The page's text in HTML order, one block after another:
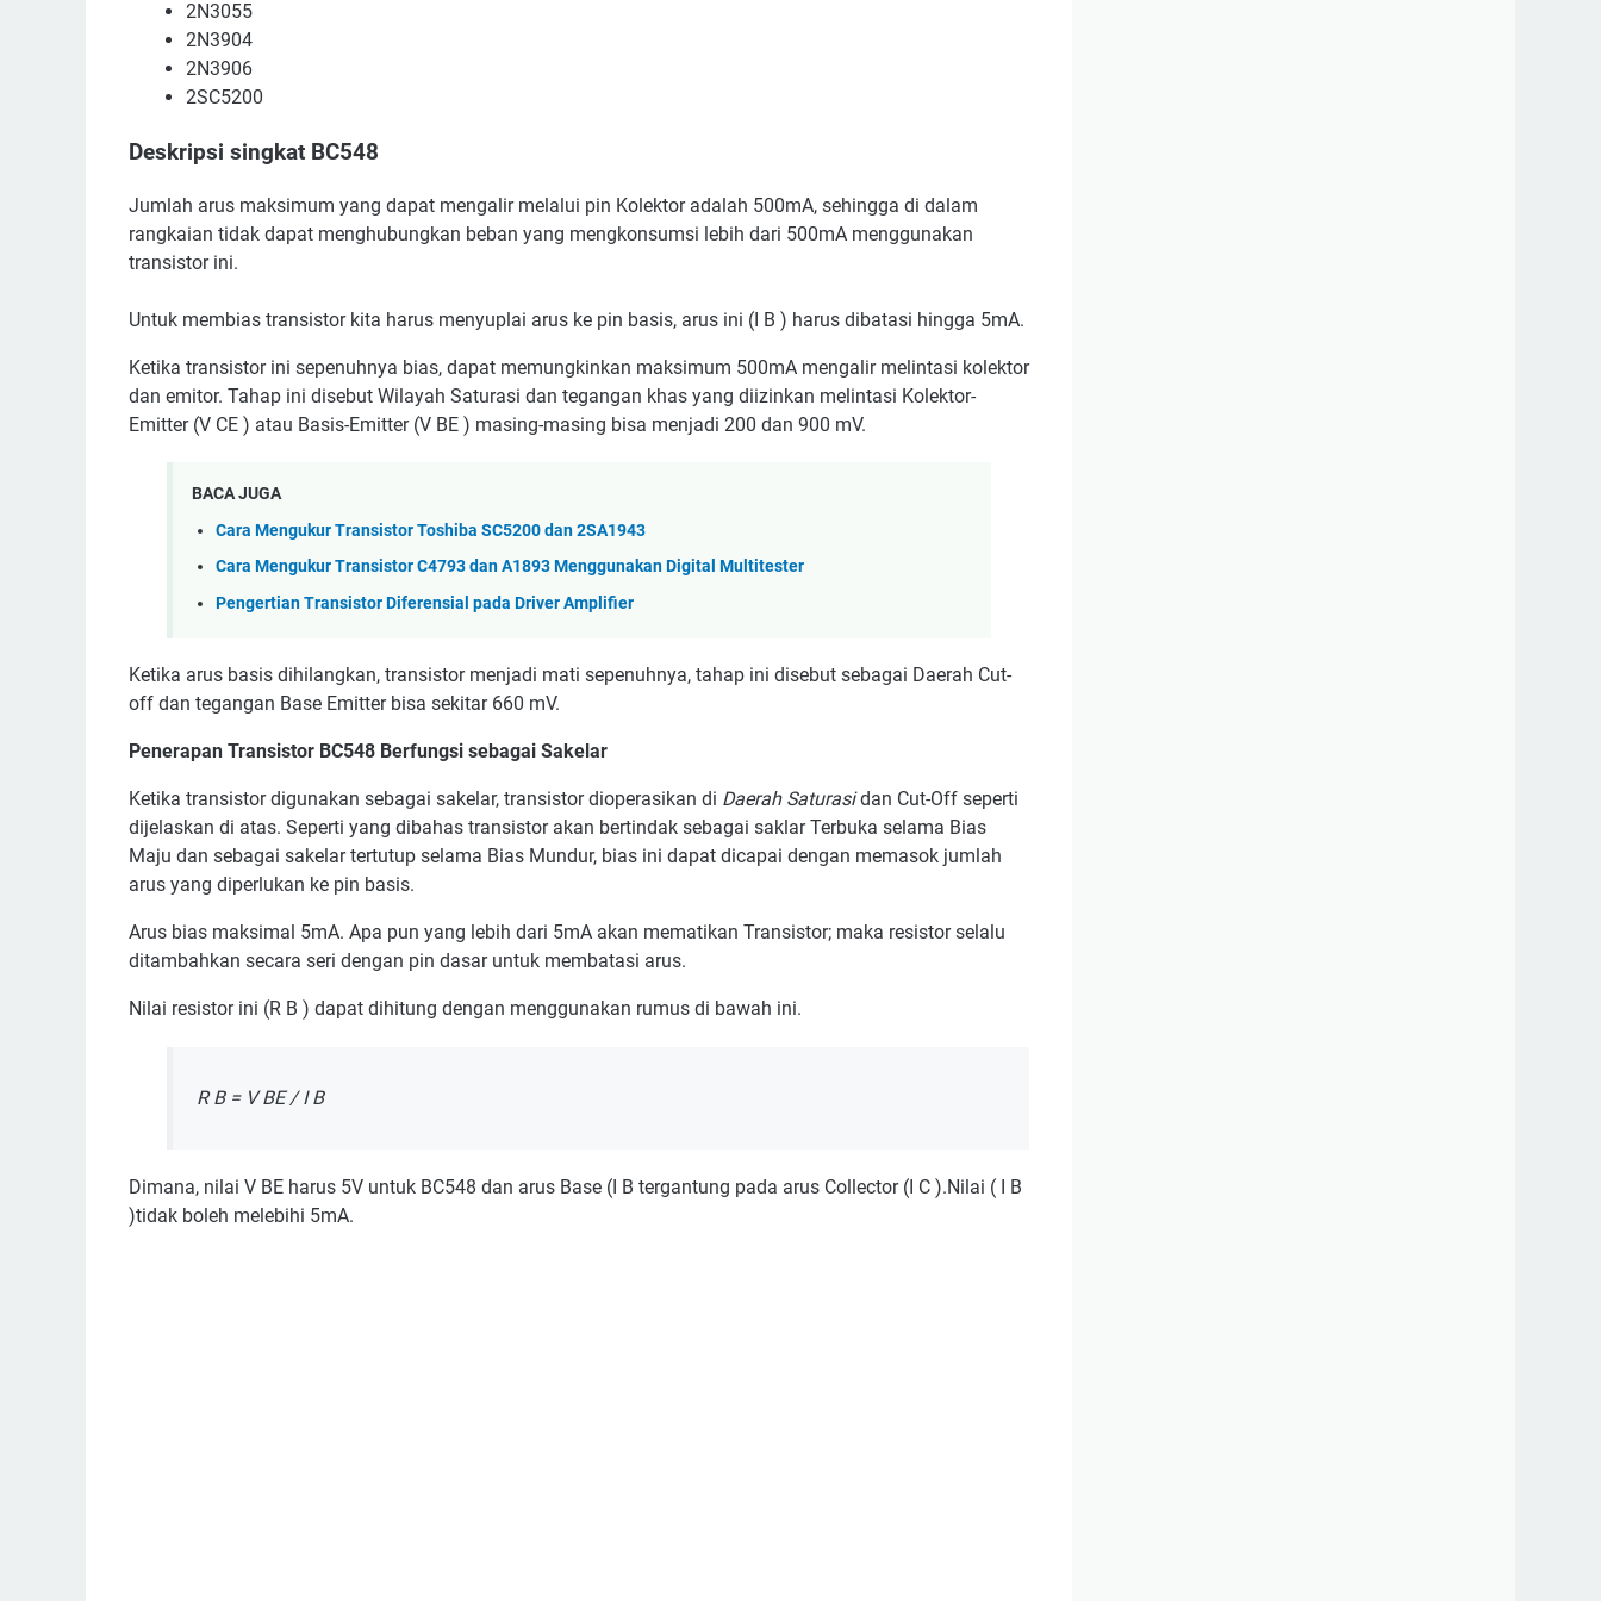
2N3055
2N3904
2N3906
2SC5200
Deskripsi singkat BC548
Jumlah arus maksimum yang dapat mengalir melalui pin Kolektor adalah 500mA, sehingga di dalam
rangkaian tidak dapat menghubungkan beban yang mengkonsumsi lebih dari 500mA menggunakan
transistor ini.
Untuk membias transistor kita harus menyuplai arus ke pin basis, arus ini (I B ) harus dibatasi hingga 5mA.
Ketika transistor ini sepenuhnya bias, dapat memungkinkan maksimum 500mA mengalir melintasi kolektor
dan emitor. Tahap ini disebut Wilayah Saturasi dan tegangan khas yang diizinkan melintasi Kolektor-
Emitter (V CE ) atau Basis-Emitter (V BE ) masing-masing bisa menjadi 200 dan 900 mV.
BACA JUGA
Cara Mengukur Transistor Toshiba SC5200 dan 2SA1943
Cara Mengukur Transistor C4793 dan A1893 Menggunakan Digital Multitester
Pengertian Transistor Diferensial pada Driver Amplifier
Ketika arus basis dihilangkan, transistor menjadi mati sepenuhnya, tahap ini disebut sebagai Daerah Cut-
off dan tegangan Base Emitter bisa sekitar 660 mV.
Penerapan Transistor BC548 Berfungsi sebagai Sakelar
Ketika transistor digunakan sebagai sakelar, transistor dioperasikan di Daerah Saturasidan Cut-Off seperti
dijelaskan di atas. Seperti yang dibahas transistor akan bertindak sebagai saklar Terbuka selama Bias
Maju dan sebagai sakelar tertutup selama Bias Mundur, bias ini dapat dicapai dengan memasok jumlah
arus yang diperlukan ke pin basis.
Arus bias maksimal 5mA. Apa pun yang lebih dari 5mA akan mematikan Transistor; maka resistor selalu
ditambahkan secara seri dengan pin dasar untuk membatasi arus.
Nilai resistor ini (R B ) dapat dihitung dengan menggunakan rumus di bawah ini.
R B = V BE / I B
Dimana, nilai V BE harus 5V untuk BC548 dan arus Base (I B tergantung pada arus Collector (I C ).Nilai ( I B
)tidak boleh melebihi 5mA.